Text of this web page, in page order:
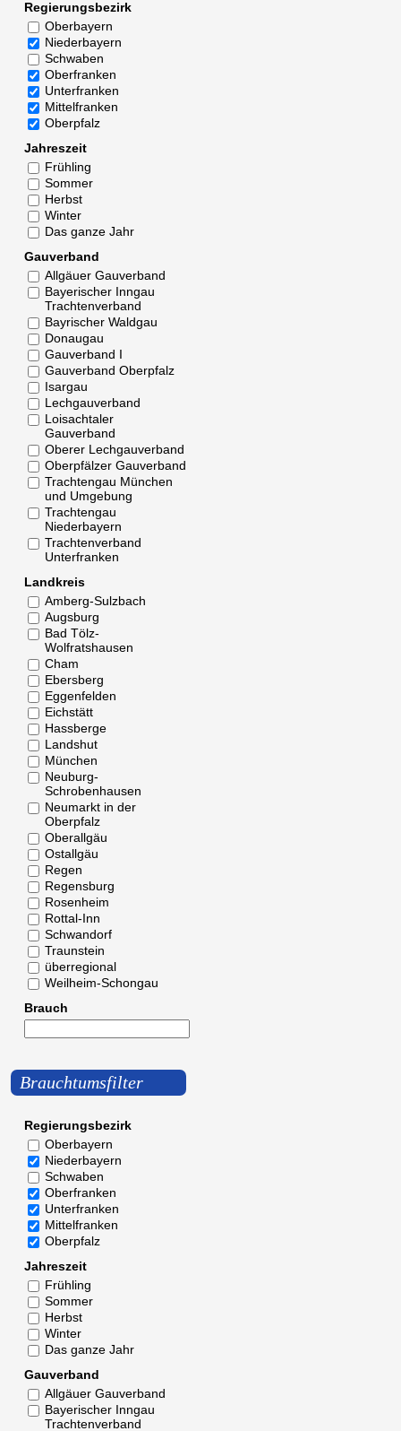
Regierungsbezirk
Oberbayern
Niederbayern
Schwaben
Oberfranken
Unterfranken
Mittelfranken
Oberpfalz
Jahreszeit
Frühling
Sommer
Herbst
Winter
Das ganze Jahr
Gauverband
Allgäuer Gauverband
Bayerischer Inngau
Trachtenverband
Bayrischer Waldgau
Donaugau
Gauverband I
Gauverband Oberpfalz
Isargau
Lechgauverband
Loisachtaler
Gauverband
Oberer Lechgauverband
Oberpfälzer Gauverband
Trachtengau München
und Umgebung
Trachtengau
Niederbayern
Trachtenverband
Unterfranken
Landkreis
Amberg-Sulzbach
Augsburg
Bad Tölz-
Wolfratshausen
Cham
Ebersberg
Eggenfelden
Eichstätt
Hassberge
Landshut
München
Neuburg-
Schrobenhausen
Neumarkt in der
Oberpfalz
Oberallgäu
Ostallgäu
Regen
Regensburg
Rosenheim
Rottal-Inn
Schwandorf
Traunstein
überregional
Weilheim-Schongau
Brauch
Brauchtumsfilter
Regierungsbezirk
Oberbayern
Niederbayern
Schwaben
Oberfranken
Unterfranken
Mittelfranken
Oberpfalz
Jahreszeit
Frühling
Sommer
Herbst
Winter
Das ganze Jahr
Gauverband
Allgäuer Gauverband
Bayerischer Inngau
Trachtenverband